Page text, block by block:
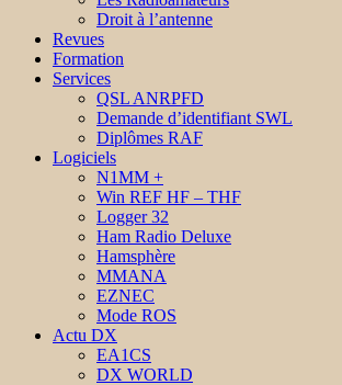
Droit à l’antenne
Revues
Formation
Services
QSL ANRPFD
Demande d’identifiant SWL
Diplômes RAF
Logiciels
N1MM +
Win REF HF – THF
Logger 32
Ham Radio Deluxe
Hamsphère
MMANA
EZNEC
Mode ROS
Actu DX
EA1CS
DX WORLD